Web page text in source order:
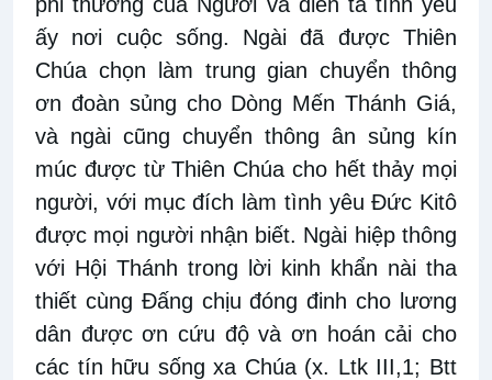
ấy nơi cuộc sống. Ngài đã được Thiên
Chúa chọn làm trung gian chuyển thông
ơn đoàn sủng cho Dòng Mến Thánh Giá,
và ngài cũng chuyển thông ân sủng kín
múc được từ Thiên Chúa cho hết thảy mọi
người, với mục đích làm tình yêu Đức Kitô
được mọi người nhận biết. Ngài hiệp thông
với Hội Thánh trong lời kinh khẩn nài tha
thiết cùng Đấng chịu đóng đinh cho lương
dân được ơn cứu độ và ơn hoán cải cho
các tín hữu sống xa Chúa (x. Ltk III,1; Btt